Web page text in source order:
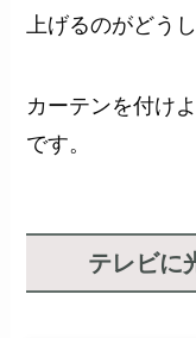
上げるのがどう
カーテンを付け
です。
テレビに